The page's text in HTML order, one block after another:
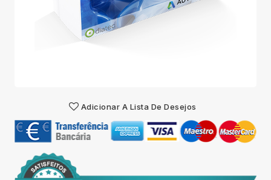
Adicionar A Lista De Desejos